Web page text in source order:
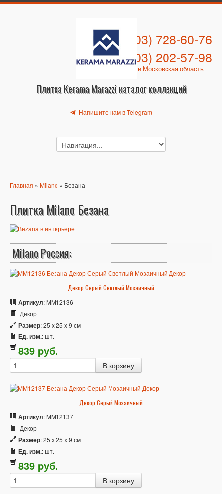
Плитка Kerama Marazzi каталог коллекций
+7 (903) 728-60-76
+7 (903) 202-57-98
Москва и Московская область
Напишите нам в Telegram
Главная » Milano » Безана
Плитка Milano Безана
Milano Россия:
Декор Серый Светлый Мозаичный
Артикул: MM12136
Декор
Размер: 25 x 25 x 9 см
Ед. изм.: шт.
839 pуб.
Декор Серый Мозаичный
Артикул: MM12137
Декор
Размер: 25 x 25 x 9 см
Ед. изм.: шт.
839 pуб.